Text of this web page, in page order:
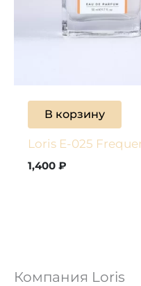
В корзину
Loris E-025
1,400₽
Компания Loris